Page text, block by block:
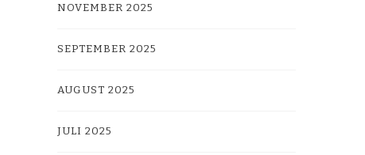
NOVEMBER 2025
SEPTEMBER 2025
AUGUST 2025
JULI 2025